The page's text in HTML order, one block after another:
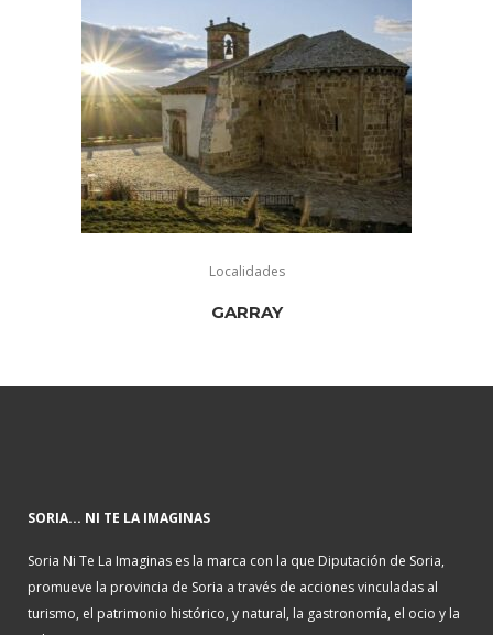
Localidades
GARRAY
SORIA... NI TE LA IMAGINAS
Soria Ni Te La Imaginas es la marca con la que Diputación de Soria,
promueve la provincia de Soria a través de acciones vinculadas al
turismo, el patrimonio histórico, y natural, la gastronomía, el ocio y la